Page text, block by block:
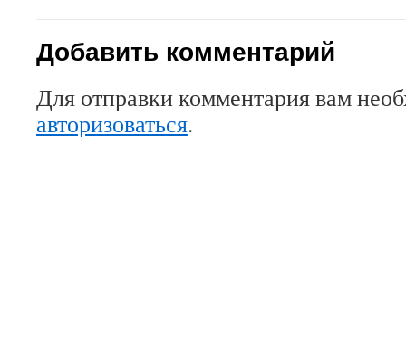
Добавить комментарий
Для отправки комментария вам
авторизоваться.